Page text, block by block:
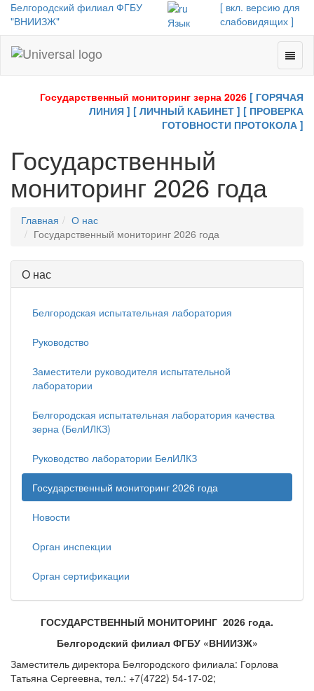
Белгородский филиал ФГБУ
"ВНИИЗЖ"
Язык
[ вкл. версию для
слабовидящих ]
-
Toggle
Государственный мониторинг зерна 2026 [ ГОРЯЧАЯ
ЛИНИЯ ] [ ЛИЧНЫЙ КАБИНЕТ ] [ ПРОВЕРКА
ГОТОВНОСТИ ПРОТОКОЛА ]
Государственный
мониторинг 2026 года
Главная
О нас
Государственный мониторинг 2026 года
О нас
Белгородская испытательная лаборатория
Руководство
Заместители руководителя испытательной
лаборатории
Белгородская испытательная лаборатория качества
зерна (БелИЛКЗ)
Руководство лаборатории БелИЛКЗ
Государственный мониторинг 2026 года
Новости
Орган инспекции
Орган сертификации
ГОСУДАРСТВЕННЫЙ МОНИТОРИНГ 2026 года.
Белгородский филиал ФГБУ «ВНИИЗЖ»
Заместитель директора Белгородского филиала: Горлова
Татьяна Сергеевна, тел.: +7(4722) 54-17-02;